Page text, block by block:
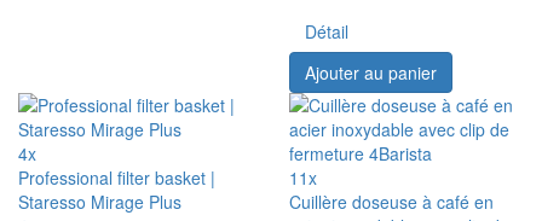
Détail
Ajouter au panier
4x
Professional filter basket |
Staresso Mirage Plus
11x
Cuillère doseuse à café en